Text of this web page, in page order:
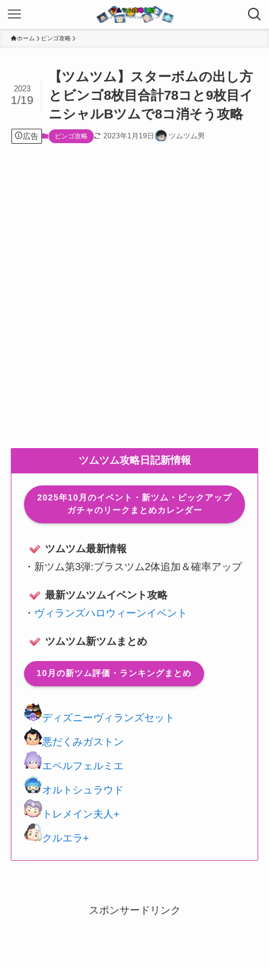
ホーム ビンゴ攻略
【ツムツム】スターボムの出し方
とビンゴ8枚目合計78コと9枚目イ
ニシャルBツムで8コ消そう攻略
2023
1/19
広告 ビンゴ攻略 2023年1月19日 ツムツム男
ツムツム攻略日記新情報
2025年10月のイベント・新ツム・ピックアップ
ガチャのリークまとめカレンダー
ツムツム最新情報
・ 新ツム第3弾:プラスツム2体追加＆確率アップ
最新ツムツムイベント攻略
・ ヴィランズハロウィーンイベント
ツムツム新ツムまとめ
10月の新ツム評価・ランキングまとめ
ディズニーヴィランズセット
悪だくみガストン
エペルフェルミエ
オルトシュラウド
トレメイン夫人+
クルエラ+
スポンサードリンク